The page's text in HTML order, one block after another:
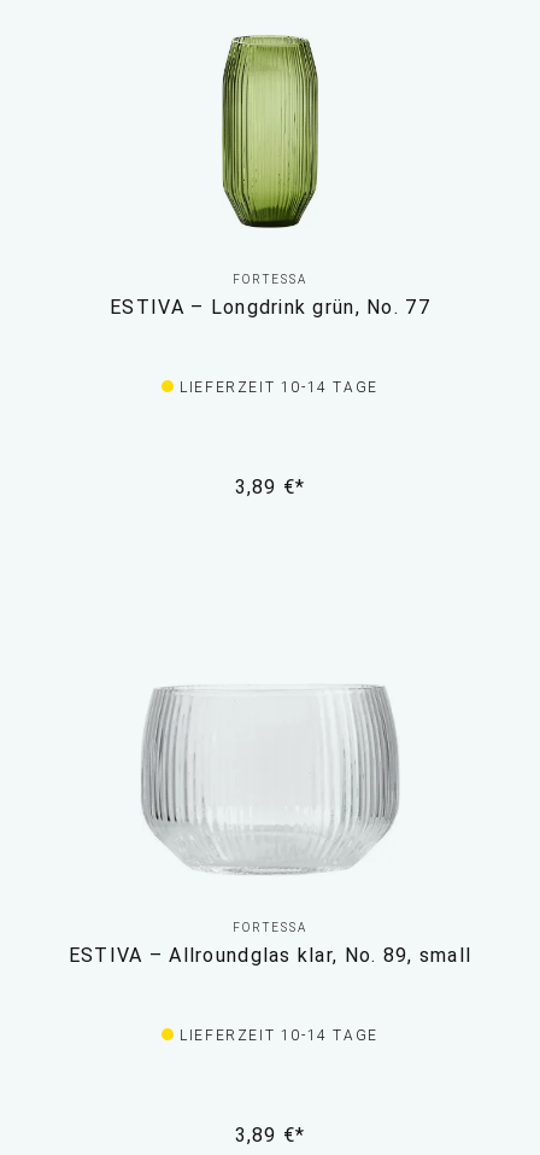
FORTESSA
ESTIVA – Longdrink grün, No. 77
LIEFERZEIT 10-14 TAGE
3,89 €*
FORTESSA
ESTIVA – Allroundglas klar, No. 89, small
LIEFERZEIT 10-14 TAGE
3,89 €*